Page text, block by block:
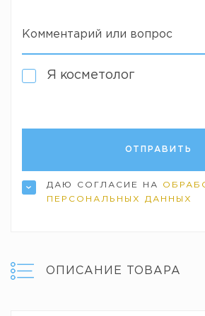
Комментарий или вопрос
Я косметолог
ДАЮ СОГЛАСИЕ НА
ПЕРСОНАЛЬНЫХ ДАННЫХ
ОПИСАНИЕ ТОВАРА